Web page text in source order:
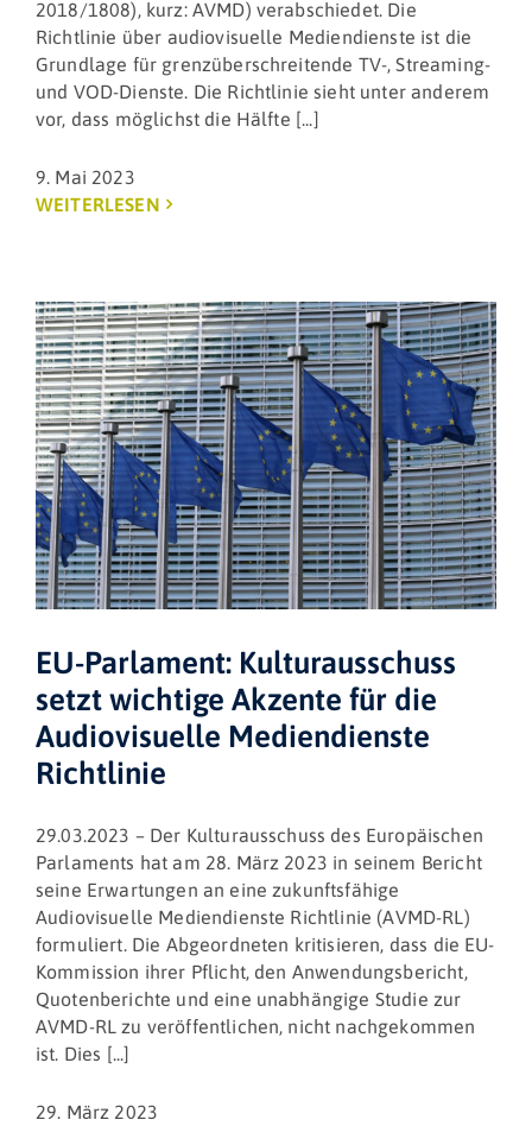
2018/1808), kurz: AVMD) verabschiedet. Die
Richtlinie über audiovisuelle Mediendienste ist die
Grundlage für grenzüberschreitende TV-, Streaming-
und VOD-Dienste. Die Richtlinie sieht unter anderem
vor, dass möglichst die Hälfte [...]
9. Mai 2023
WEITERLESEN
EU-Parlament: Kulturausschuss
setzt wichtige Akzente für die
Audiovisuelle Mediendienste
Richtlinie
29.03.2023 – Der Kulturausschuss des Europäischen
Parlaments hat am 28. März 2023 in seinem Bericht
seine Erwartungen an eine zukunftsfähige
Audiovisuelle Mediendienste Richtlinie (AVMD-RL)
formuliert. Die Abgeordneten kritisieren, dass die EU-
Kommission ihrer Pflicht, den Anwendungsbericht,
Quotenberichte und eine unabhängige Studie zur
AVMD-RL zu veröffentlichen, nicht nachgekommen
ist. Dies [...]
29. März 2023